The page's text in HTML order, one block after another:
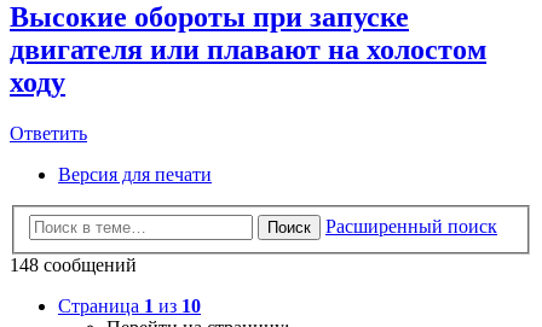
Высокие обороты при запуске
двигателя или плавают на холостом
ходу
Ответить
Версия для печати
Поиск
Расширенный поиск
148 сообщений
Страница 1 из 10